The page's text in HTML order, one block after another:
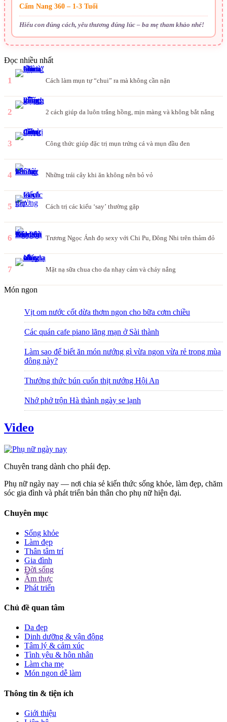
Cẩm Nang 360 – 1-3 Tuổi
Hiểu con đúng cách, yêu thương đúng lúc – ba mẹ tham khảo nhé!
Đọc nhiều nhất
1 Cách làm mụn tự “chui” ra mà không cần nặn
2 2 cách giúp da luôn trắng hồng, mịn màng và không bắt nắng
3 Công thức giúp đặc trị mụn trứng cá và mụn đầu đen
4 Những trái cây khi ăn không nên bỏ vỏ
5 Cách trị các kiểu ‘say’ thường gặp
6 Trương Ngọc Ánh đọ sexy với Chi Pu, Đông Nhi trên thảm đỏ
7 Mặt nạ sữa chua cho da nhạy cảm và cháy nắng
Món ngon
Vịt om nước cốt dừa thơm ngon cho bữa cơm chiều
Các quán cafe piano lãng mạn ở Sài thành
Làm sao để biết ăn món nướng gì vừa ngon vừa rẻ trong mùa
đông này?
Thưởng thức bún cuốn thịt nướng Hội An
Nhớ phở trộn Hà thành ngày se lạnh
Video
Chuyên trang dành cho phái đẹp.
Phụ nữ ngày nay — nơi chia sẻ kiến thức sống khỏe, làm đẹp, chăm
sóc gia đình và phát triển bản thân cho phụ nữ hiện đại.
Chuyên mục
Sống khỏe
Làm đẹp
Thân tâm trí
Gia đình
Đời sống
Ẩm thực
Phát triển
Chủ đề quan tâm
Da đẹp
Dinh dưỡng & vận động
Tâm lý & cảm xúc
Tình yêu & hôn nhân
Làm cha mẹ
Món ngon dễ làm
Thông tin & tiện ích
Giới thiệu